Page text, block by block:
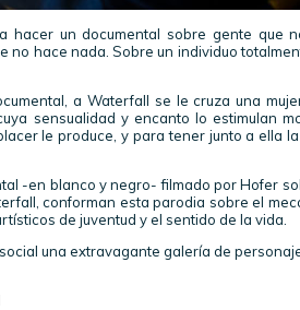
hacer un documental sobre gente que
no hace nada. Sobre un individuo
a Waterfall se le cruza una
sensualidad y encanto lo estimulan
le produce, y para tener junto a ella
-en blanco y negro- filmado por Hofer
conforman esta parodia sobre el
de juventud y el sentido de la vida.
una extravagante galería de